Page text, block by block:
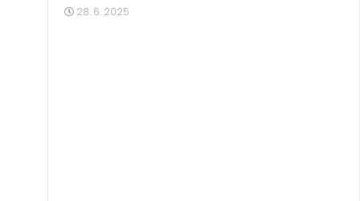
28. 6. 2025